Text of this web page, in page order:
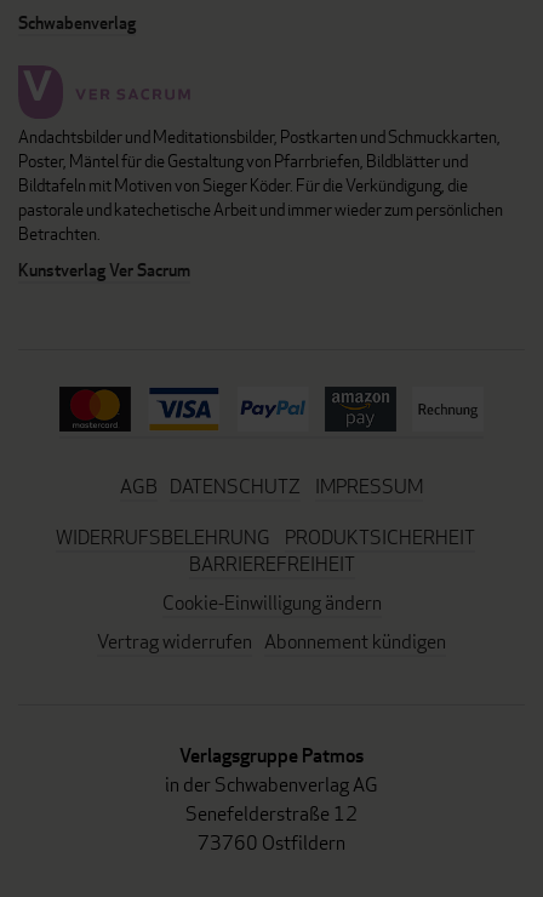
Schwabenverlag
Andachtsbilder und Meditationsbilder, Postkarten und Schmuckkarten,
Poster, Mäntel für die Gestaltung von Pfarrbriefen, Bildblätter und
Bildtafeln mit Motiven von Sieger Köder. Für die Verkündigung, die
pastorale und katechetische Arbeit und immer wieder zum persönlichen
Betrachten.
Kunstverlag Ver Sacrum
AGB DATENSCHUTZ
IMPRESSUM
WIDERRUFSBELEHRUNG
PRODUKTSICHERHEIT
BARRIEREFREIHEIT
Cookie-Einwilligung ändern
Vertrag widerrufen Abonnement kündigen
Verlagsgruppe Patmos
in der Schwabenverlag AG
Senefelderstraße 12
73760 Ostfildern